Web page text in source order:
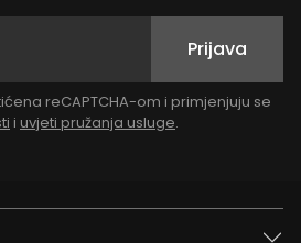
Prijava
reCAPTCHA-om i primjenjuju se
i uvjeti pružanja usluge.